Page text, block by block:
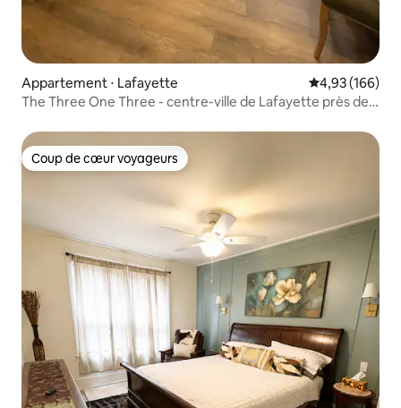
Appartement ⋅ Lafayette Évaluation
4,93 (166)
The Three One Three - centre-ville de Lafayette près de
Coup de cœur voyageurs
Coup de cœur voyageurs